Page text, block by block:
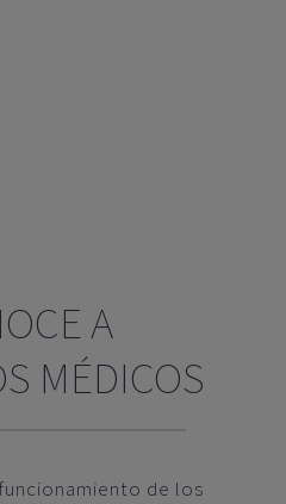
A
MÉDICOS
de los